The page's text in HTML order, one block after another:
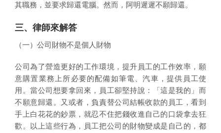
其職務，並要求歸還電腦。然而，阿明遲遲不願歸還。
三、律師來解答
（一）公司財物不是個人財物
公司為了營造更好的工作環境，提升員工的工作效率，願
意購置業務上所必要的配備如筆電、汽車，提供員工使
用。當公司想要拿回來，員工卻堅持說：「這是我的」而
不願意歸還。又或者，負責替公司結帳收款的員工，看到
手上白花花的鈔票，就忍不住把錢收進自己的口袋拿去狂
歡。以上這些行為，員工把公司的財物變成是自己的，都